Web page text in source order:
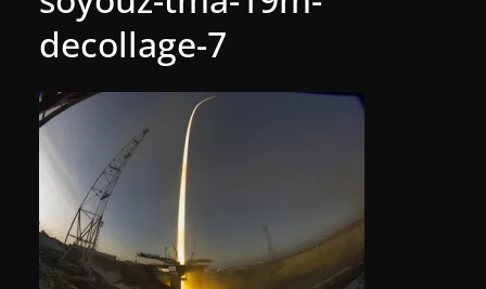
decollage-7